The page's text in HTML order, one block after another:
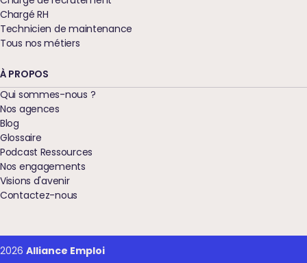
Chargé RH
Technicien de maintenance
Tous nos métiers
À PROPOS
Qui sommes-nous ?
Nos agences
Blog
Glossaire
Podcast Ressources
Nos engagements
Visions d'avenir
Contactez-nous
2026 Alliance Emploi